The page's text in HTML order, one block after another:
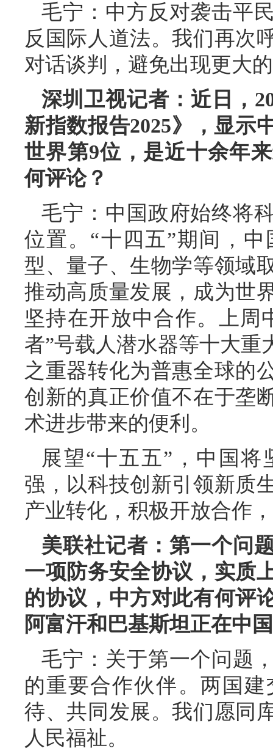
毛宁：中方反对袭击平
反国际人道法。我们再次
对话谈判，避免出现更大
深圳卫视记者：近日，
新指数报告2025》，显示
世界第9位，是近十余年
何评论？
毛宁：中国政府始终将
位置。“十四五”期间，
型、量子、生物学等领域
推动高质量发展，成为世
坚持在开放中合作。上周
者”号载人潜水器等十大
之重器转化为普惠全球的
创新的真正价值不在于垄
术进步带来的便利。
展望“十五五”，中国
强，以科技创新引领新质
产业转化，积极开放合作
美联社记者：第一个问
一项防务安全协议，实质
的协议，中方对此有何评
阿富汗和巴基斯坦正在中
毛宁：关于第一个问题
的重要合作伙伴。两国
待、共同发展。我们愿同
人民福祉。